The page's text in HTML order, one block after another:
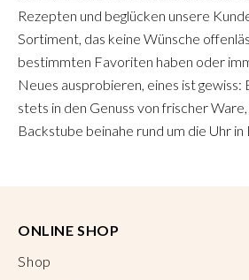
Rezepten und beglücken unsere
Sortiment, das keine Wünsche
bestimmten Favoriten haben oder
Neues ausprobieren, eines ist gewiss:
stets in den Genuss von frischer
Backstube beinahe rund um die Uhr
ONLINE SHOP
Shop